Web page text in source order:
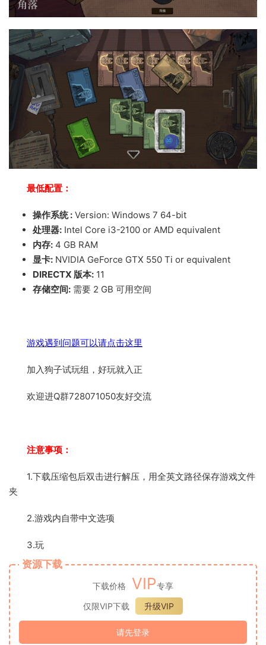
最低配置：
操作系统 : Version: Windows 7 64-bit
处理器: Intel Core i3-2100 or AMD equivalent
内存: 4 GB RAM
显卡: NVIDIA GeForce GTX 550 Ti or equivalent
DIRECTX 版本: 11
存储空间: 需要 2 GB 可用空间
游戏遇到问题可以请点击这里
加入狗子试玩组，好玩就入正
欢迎进Q群728071050友好交流
注意事项：
1.下载压缩包后双击进行解压，用全英文路径保存游戏文件
夹
2.游戏内自带中文选项
3.玩
资源下载
下载价格 VIP专享
仅限VIP下载
升级VIP
请先登录